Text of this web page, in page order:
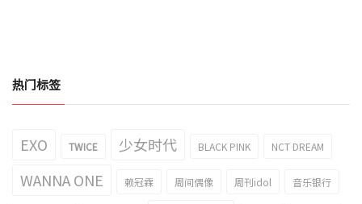
热门标签
EXO TWICE 少女时代 BLACK PINK NCT DREAM
WANNA ONE 赖冠霖 周间偶像 周刊idol 音乐银行